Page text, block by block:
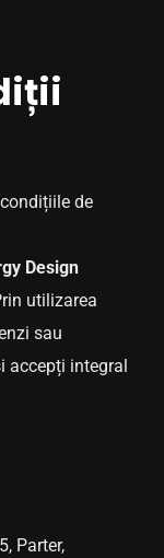
de
Design
utilizarea
sau
accepți integral
Parter,